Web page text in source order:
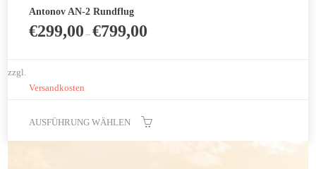
Antonov AN-2 Rundflug
€299,00 –€799,00
zzgl.
Versandkosten
AUSFÜHRUNG WÄHLEN